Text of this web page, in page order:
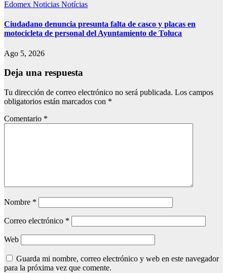
Edomex Noticias Notícias
Ciudadano denuncia presunta falta de casco y placas en
motocicleta de personal del Ayuntamiento de Toluca
Ago 5, 2026
Deja una respuesta
Tu dirección de correo electrónico no será publicada. Los campos
obligatorios están marcados con *
Comentario *
Nombre *
Correo electrónico *
Web
Guarda mi nombre, correo electrónico y web en este navegador
para la próxima vez que comente.